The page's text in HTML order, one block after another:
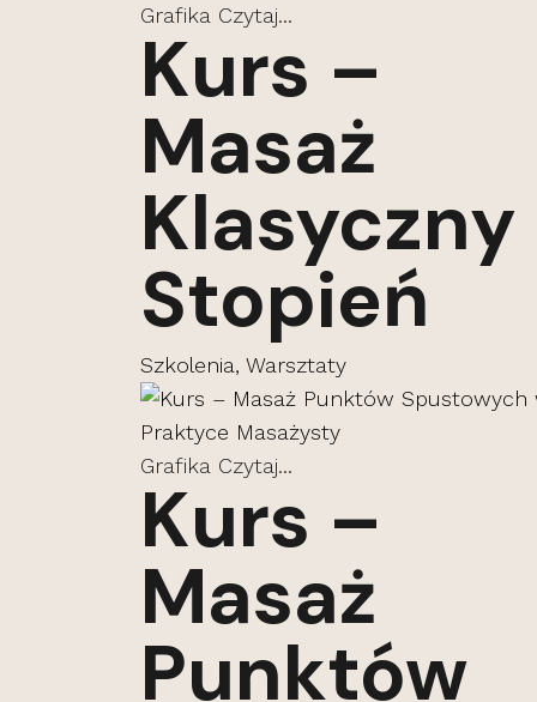
Grafika Czytaj...
Kurs –
Masaż
Klasyczny
Stopień
Szkolenia, Warsztaty
Grafika Czytaj...
Kurs –
Masaż
Punktów